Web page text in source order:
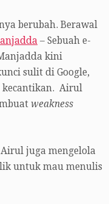
berubah. Berawal
– Sebuah e-
kini
sulit di Google,
kecantikan. Airul
weakness
juga mengelola
untuk mau menulis